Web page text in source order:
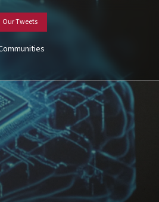
Our Tweets